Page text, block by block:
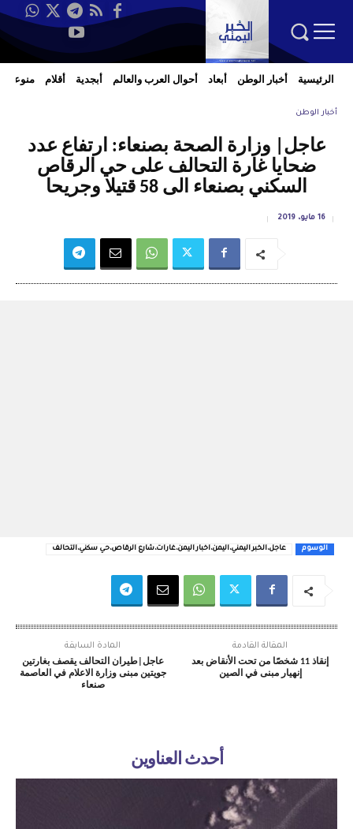
الرئيسية أخبار الوطن أبعاد أحوال العرب والعالم أبجدية أقلام منوعات
أخبار الوطن
عاجل| وزارة الصحة بصنعاء: ارتفاع عدد
ضحايا غارة التحالف على حي الرقاص
السكني بصنعاء الى 58 قتيلا وجريحا
16 مايو، 2019
الوسوم عاجل،الخبر اليمني،اليمن،اخبار اليمن،غارات،شارع الرقاص،حي سكني،التحالف
المادة السابقة
عاجل|طيران التحالف يقصف بغارتين
جويتين مبنى وزارة الاعلام في العاصمة
صنعاء
المقالة القادمة
إنقاذ 11 شخصًا من تحت الأنقاض بعد
إنهيار مبنى في الصين
أحدث العناوين